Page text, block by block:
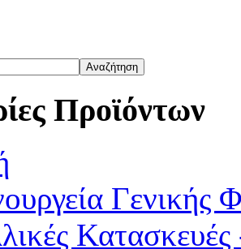
Προϊόντων
Γενικής